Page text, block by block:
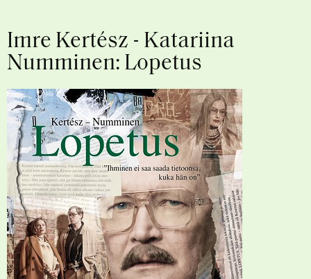
Imre Kertész - Katariina
Numminen: Lopetus